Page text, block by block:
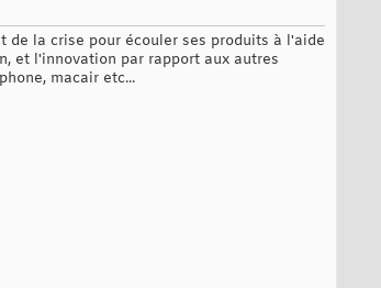
la crise pour écouler ses produits à l'aide
et l'innovation par rapport aux autres
macair etc...